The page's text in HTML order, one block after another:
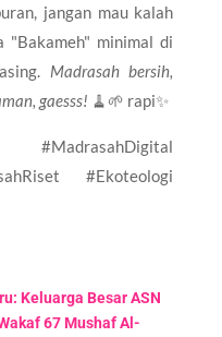
jangan mau kalah
"Bakameh" minimal di
Madrasah bersih,
gaesss! 🧹🌱 rapi✨
#Ekoteologi
Keluarga Besar ASN
67 Mushaf Al-